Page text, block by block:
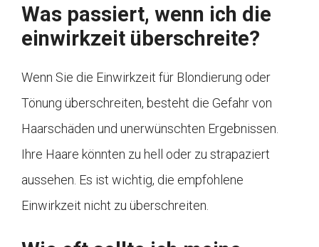
Was passiert, wenn ich die
einwirkzeit überschreite?
Wenn Sie die Einwirkzeit für Blondierung oder
Tönung überschreiten, besteht die Gefahr von
Haarschäden und unerwünschten Ergebnissen.
Ihre Haare könnten zu hell oder zu strapaziert
aussehen. Es ist wichtig, die empfohlene
Einwirkzeit nicht zu überschreiten.